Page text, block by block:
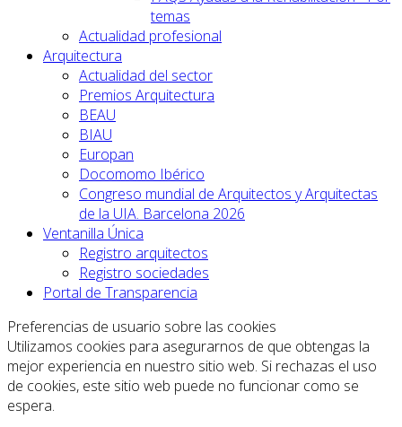
temas
Actualidad profesional
Arquitectura
Actualidad del sector
Premios Arquitectura
BEAU
BIAU
Europan
Docomomo Ibérico
Congreso mundial de Arquitectos y Arquitectas
de la UIA. Barcelona 2026
Ventanilla Única
Registro arquitectos
Registro sociedades
Portal de Transparencia
Preferencias de usuario sobre las cookies
Utilizamos cookies para asegurarnos de que obtengas la
mejor experiencia en nuestro sitio web. Si rechazas el uso
de cookies, este sitio web puede no funcionar como se
espera.